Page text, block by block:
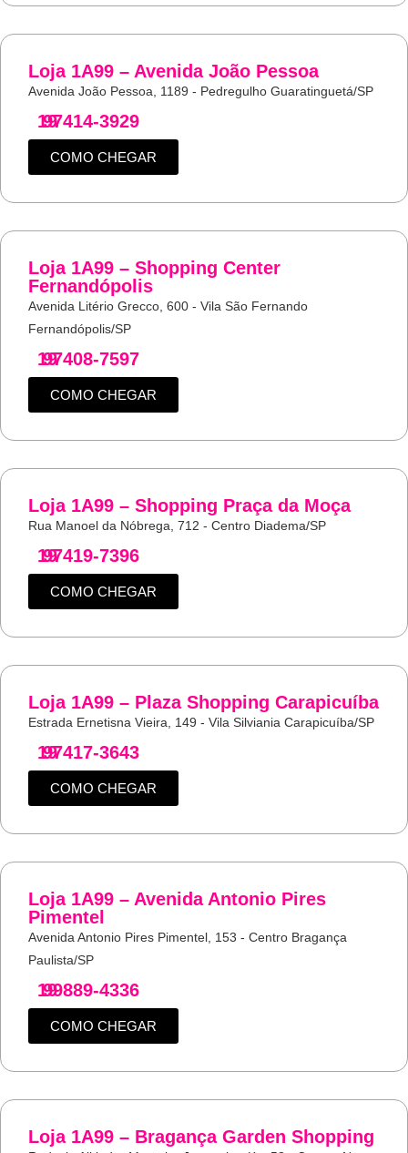
Loja 1A99 – Avenida João Pessoa
Avenida João Pessoa, 1189 - Pedregulho Guaratinguetá/SP
19
97414-3929
COMO CHEGAR
Loja 1A99 – Shopping Center
Fernandópolis
Avenida Litério Grecco, 600 - Vila São Fernando
Fernandópolis/SP
19
97408-7597
COMO CHEGAR
Loja 1A99 – Shopping Praça da Moça
Rua Manoel da Nóbrega, 712 - Centro Diadema/SP
19
97419-7396
COMO CHEGAR
Loja 1A99 – Plaza Shopping Carapicuíba
Estrada Ernetisna Vieira, 149 - Vila Silviania Carapicuíba/SP
19
97417-3643
COMO CHEGAR
Loja 1A99 – Avenida Antonio Pires
Pimentel
Avenida Antonio Pires Pimentel, 153 - Centro Bragança
Paulista/SP
19
99889-4336
COMO CHEGAR
Loja 1A99 – Bragança Garden Shopping